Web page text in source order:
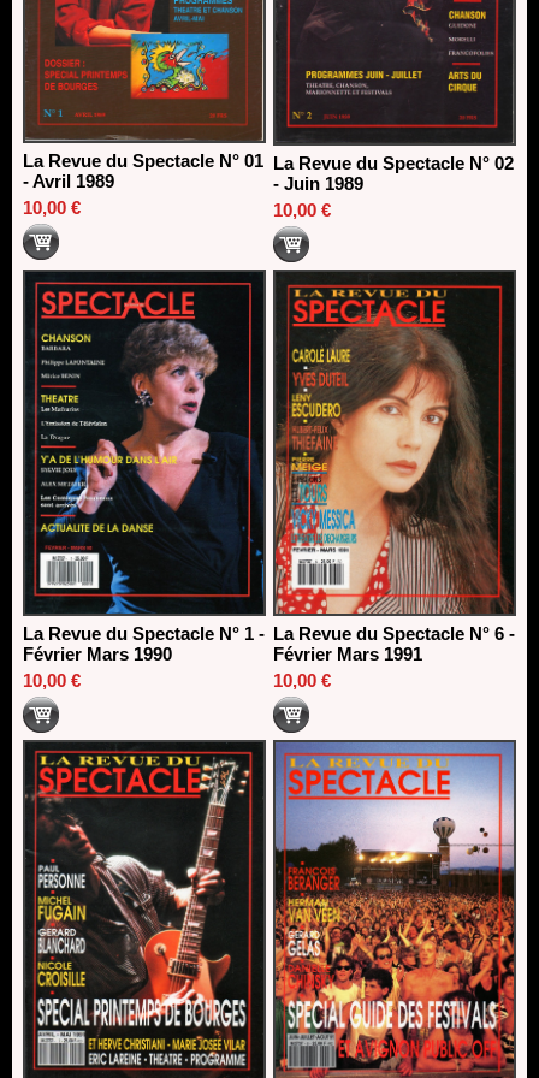
La Revue du Spectacle N° 01
- Avril 1989
10,00 €
La Revue du Spectacle N° 02
- Juin 1989
10,00 €
La Revue du Spectacle N° 1 -
Février Mars 1990
10,00 €
La Revue du Spectacle N° 6 -
Février Mars 1991
10,00 €